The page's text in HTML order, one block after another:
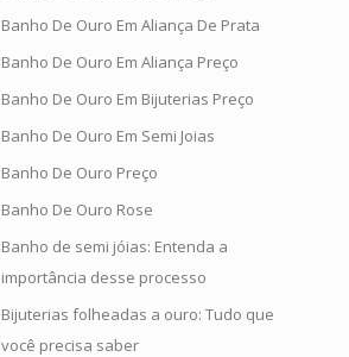
Banho De Ouro Em Aliança De Prata
Banho De Ouro Em Aliança Preço
Banho De Ouro Em Bijuterias Preço
Banho De Ouro Em Semi Joias
Banho De Ouro Preço
Banho De Ouro Rose
Banho de semi jóias: Entenda a
importância desse processo
Bijuterias folheadas a ouro: Tudo que
você precisa saber